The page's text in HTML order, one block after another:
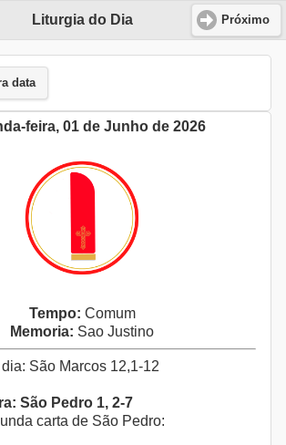
Liturgia do Dia Próximo
data
feira, 01 de Junho de 2026
Tempo: Comum
Memoria: Sao Justino
São Marcos 12,1-12
São Pedro 1, 2-7
carta de São Pedro: